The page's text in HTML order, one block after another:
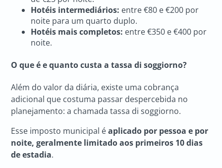
Hotéis intermediários: entre €80 e €200 por
noite para um quarto duplo.
Hotéis mais completos: entre €350 e €400 por
noite.
O que é e quanto custa a tassa di soggiorno?
Além do valor da diária, existe uma cobrança
adicional que costuma passar despercebida no
planejamento: a chamada tassa di soggiorno.
Esse imposto municipal éaplicado por pessoa e por
noite, geralmente limitado aos primeiros 10 dias
de estadia.